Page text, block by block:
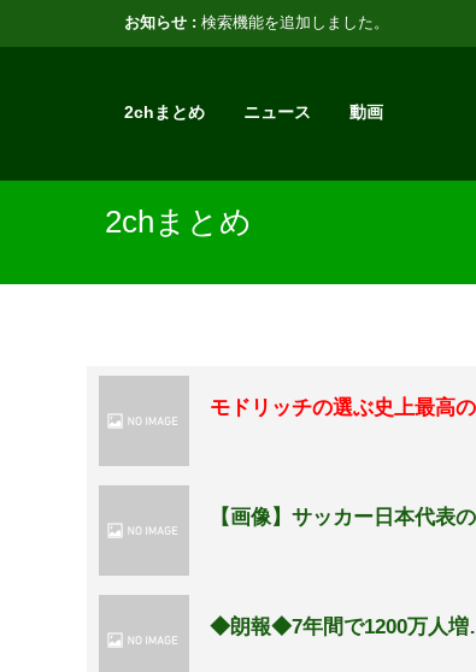
お知らせ : 検索機能を追加しました。
2chまとめ ニュース 動画
2chまとめ
モドリッチの選ぶ史上最高
【画像】サッカー日本代表
◆朗報◆7年間で1200万人増